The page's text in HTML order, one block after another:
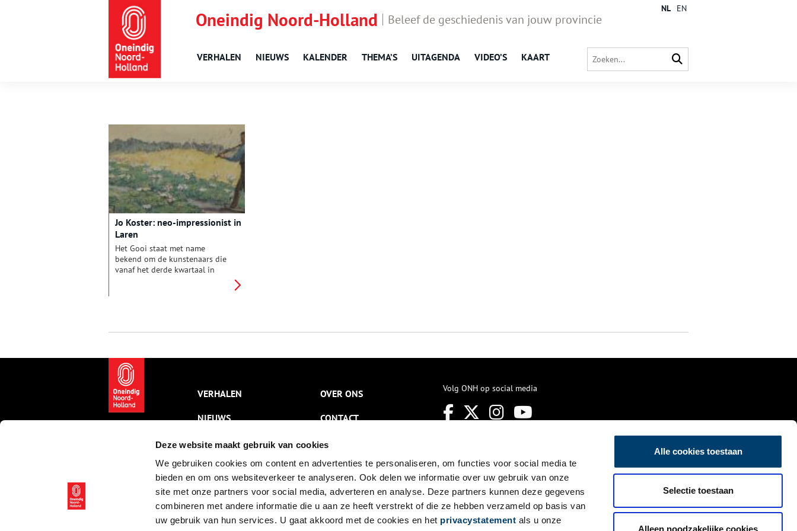
Deze website maakt gebruik van cookies
We gebruiken cookies om content en advertenties te personaliseren, om functies voor social media te
bieden en om ons websiteverkeer te analyseren. Ook delen we informatie over uw gebruik van onze
site met onze partners voor social media, adverteren en analyse. Deze partners kunnen deze gegevens
combineren met andere informatie die u aan ze heeft verstrekt of die ze hebben verzameld op basis van
uw gebruik van hun services. U gaat akkoord met de cookies en het privacystatement als u onze
Alle cookies toestaan
Selectie toestaan
Alleen noodzakelijke cookies
Oneindig Noord-Holland Beleef de geschiedenis van jouw provincie
VERHALEN NIEUWS KALENDER THEMA’S UITAGENDA VIDEO’S KAART
NL EN
Jo Koster: neo-impressionist in
Laren
Het Gooi staat met name
bekend om de kunstenaars die
vanaf het derde kwartaal in
behoorden: Ferdinand Hart
sprekende voorbeelden van.
VERHALEN
NIEUWS
KALENDER
THEMA’S
ACTIVITEITEN
VIDEO’S
OVER ONS
CONTACT
NIEUWSBRIEF
DISCLAIMER
PRIVACY
TOEGANKELIJKHEID
Volg ONH op social media